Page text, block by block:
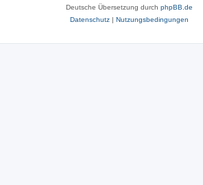
Deutsche Übersetzung durch phpBB.de
Datenschutz | Nutzungsbedingungen